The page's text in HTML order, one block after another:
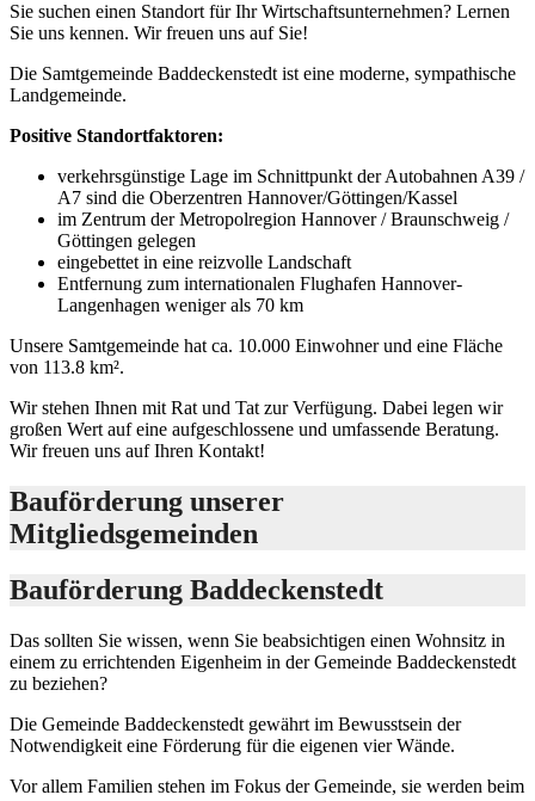
Sie suchen einen Standort für Ihr Wirtschaftsunternehmen? Lernen
Sie uns kennen. Wir freuen uns auf Sie!
Die Samtgemeinde Baddeckenstedt ist eine moderne, sympathische
Landgemeinde.
Positive Standortfaktoren:
verkehrsgünstige Lage im Schnittpunkt der Autobahnen A39 /
A7 sind die Oberzentren Hannover/Göttingen/Kassel
im Zentrum der Metropolregion Hannover / Braunschweig /
Göttingen gelegen
eingebettet in eine reizvolle Landschaft
Entfernung zum internationalen Flughafen Hannover-
Langenhagen weniger als 70 km
Unsere Samtgemeinde hat ca. 10.000 Einwohner und eine Fläche
von 113.8 km².
Wir stehen Ihnen mit Rat und Tat zur Verfügung. Dabei legen wir
großen Wert auf eine aufgeschlossene und umfassende Beratung.
Wir freuen uns auf Ihren Kontakt!
Bauförderung unserer
Mitgliedsgemeinden
Bauförderung Baddeckenstedt
Das sollten Sie wissen, wenn Sie beabsichtigen einen Wohnsitz in
einem zu errichtenden Eigenheim in der Gemeinde Baddeckenstedt
zu beziehen?
Die Gemeinde Baddeckenstedt gewährt im Bewusstsein der
Notwendigkeit eine Förderung für die eigenen vier Wände.
Vor allem Familien stehen im Fokus der Gemeinde, sie werden beim